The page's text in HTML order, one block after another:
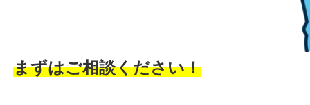
まずはご相談ください！